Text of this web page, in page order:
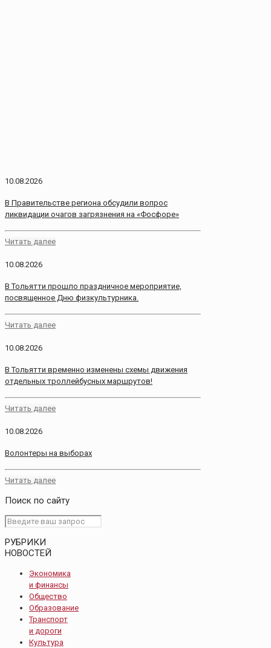
10.08.2026
В Правительстве региона обсудили вопрос
ликвидации очагов загрязнения на «Фосфоре»
Читать далее
10.08.2026
В Тольятти прошло праздничное мероприятие,
посвященное Дню физкультурника.
Читать далее
10.08.2026
В Тольятти временно изменены схемы движения
отдельных троллейбусных маршрутов!
Читать далее
10.08.2026
Волонтеры на выборах
Читать далее
Поиск по сайту
РУБРИКИ
НОВОСТЕЙ
Экономика
и финансы
Общество
Образование
Транспорт
и дороги
Культура